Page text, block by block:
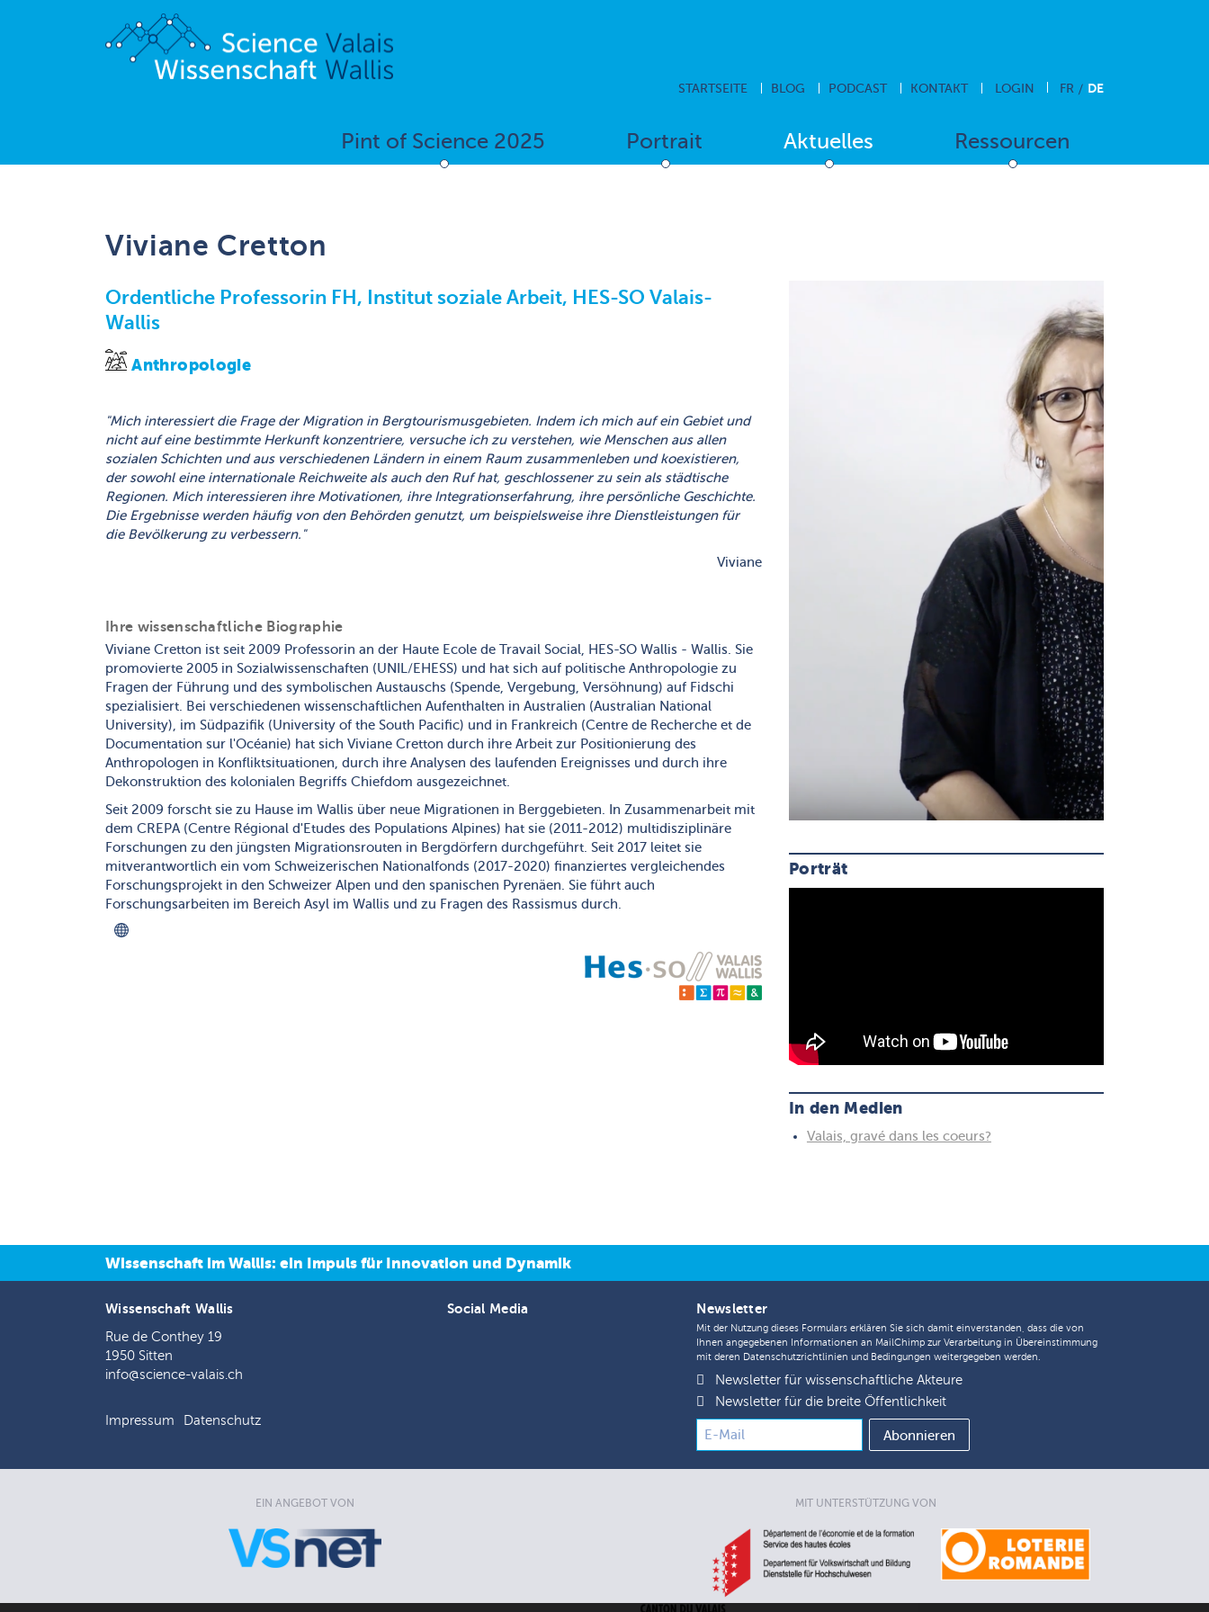
FR DE
LOGIN
STARTSEITE BLOG PODCAST KONTAKT
Pint of Science 2025 Portrait Aktuelles Ressourcen
Viviane Cretton
Ordentliche Professorin FH, Institut soziale Arbeit, HES-SO Valais-
Wallis
Anthropologie
"Mich interessiert die Frage der Migration in Bergtourismusgebieten. Indem ich mich auf ein Gebiet und
nicht auf eine bestimmte Herkunft konzentriere, versuche ich zu verstehen, wie Menschen aus allen
sozialen Schichten und aus verschiedenen Ländern in einem Raum zusammenleben und koexistieren,
der sowohl eine internationale Reichweite als auch den Ruf hat, geschlossener zu sein als städtische
Regionen. Mich interessieren ihre Motivationen, ihre Integrationserfahrung, ihre persönliche Geschichte.
Die Ergebnisse werden häufig von den Behörden genutzt, um beispielsweise ihre Dienstleistungen für
die Bevölkerung zu verbessern."
Viviane
Ihre wissenschaftliche Biographie
Viviane Cretton ist seit 2009 Professorin an der Haute Ecole de Travail Social, HES-SO Wallis - Wallis. Sie
promovierte 2005 in Sozialwissenschaften (UNIL/EHESS) und hat sich auf politische Anthropologie zu
Fragen der Führung und des symbolischen Austauschs (Spende, Vergebung, Versöhnung) auf Fidschi
spezialisiert. Bei verschiedenen wissenschaftlichen Aufenthalten in Australien (Australian National
University), im Südpazifik (University of the South Pacific) und in Frankreich (Centre de Recherche et de
Documentation sur l'Océanie) hat sich Viviane Cretton durch ihre Arbeit zur Positionierung des
Anthropologen in Konfliktsituationen, durch ihre Analysen des laufenden Ereignisses und durch ihre
Dekonstruktion des kolonialen Begriffs Chiefdom ausgezeichnet.
Seit 2009 forscht sie zu Hause im Wallis über neue Migrationen in Berggebieten. In Zusammenarbeit mit
dem CREPA (Centre Régional d'Etudes des Populations Alpines) hat sie (2011-2012) multidisziplinäre
Forschungen zu den jüngsten Migrationsrouten in Bergdörfern durchgeführt. Seit 2017 leitet sie
mitverantwortlich ein vom Schweizerischen Nationalfonds (2017-2020) finanziertes vergleichendes
Forschungsprojekt in den Schweizer Alpen und den spanischen Pyrenäen. Sie führt auch
Forschungsarbeiten im Bereich Asyl im Wallis und zu Fragen des Rassismus durch.
Porträt
In den Medien
Valais, gravé dans les coeurs?
Wissenschaft im Wallis: ein Impuls für Innovation und Dynamik
Wissenschaft Wallis
Rue de Conthey 19
1950 Sitten
info@science-valais.ch
Impressum Datenschutz
Social Media Newsletter
Mit der Nutzung dieses Formulars erklären Sie sich damit einverstanden, dass die von
Ihnen angegebenen Informationen an MailChimp zur Verarbeitung in Übereinstimmung
mit deren Datenschutzrichtlinien und Bedingungen weitergegeben werden.
Newsletter für wissenschaftliche Akteure
Newsletter für die breite Öffentlichkeit
EIN ANGEBOT VON MIT UNTERSTÜTZUNG VON